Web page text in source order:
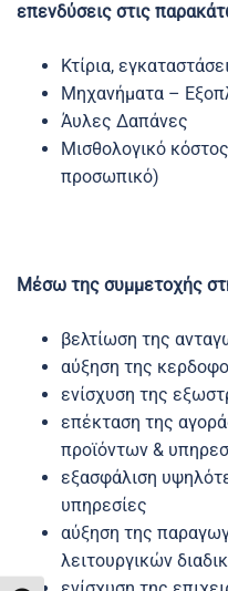
επενδύσεις στις
Κτίρια,
Μηχανήματα –
Άυλες Δαπάνες
Μισθολογικό
προσωπικό)
Μέσω της συμμετοχής
βελτίωση της
αύξηση της
ενίσχυση της
επέκταση της
προϊόντων &
εξασφάλιση
υπηρεσίες
αύξηση της
λειτουργικών